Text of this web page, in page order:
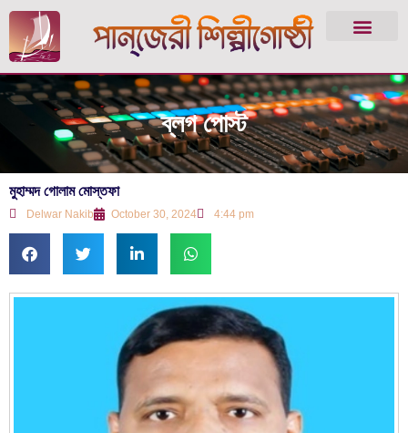
ব্লগ পোস্ট
মুহাম্মদ গোলাম মোস্তফা
Delwar Nakib October 30, 2024 4:44 pm